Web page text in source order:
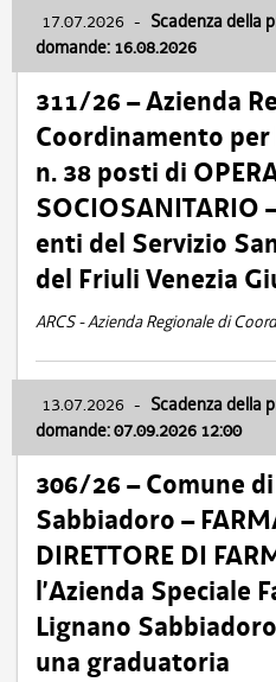
17.07.2026 - Scadenza della
domande: 16.08.2026
311/26 – Azienda
Coordinamento per
n. 38 posti di
SOCIOSANITARIO
enti del Servizio
del Friuli Venezia
ARCS - Azienda Regionale di
13.07.2026 - Scadenza della
domande: 07.09.2026 12:00
306/26 – Comune
Sabbiadoro –
DIRETTORE DI
l’Azienda Speciale
Lignano
una graduatoria